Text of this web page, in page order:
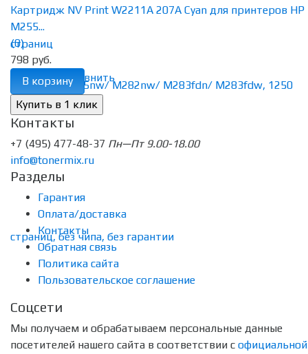
избранное сравнить
Картридж NV Print W2211A 207A Cyan для принтеров HP
M255...
(0)
798 руб.
В корзину
Контакты
+7 (495) 477-48-37 Пн—Пт 9.00-18.00
info@tonermix.ru
Разделы
Гарантия
Оплата/доставка
Контакты
Обратная связь
Политика сайта
Пользовательское соглашение
Соцсети
Мы получаем и обрабатываем персональные данные
посетителей нашего сайта в соответствии с официальной